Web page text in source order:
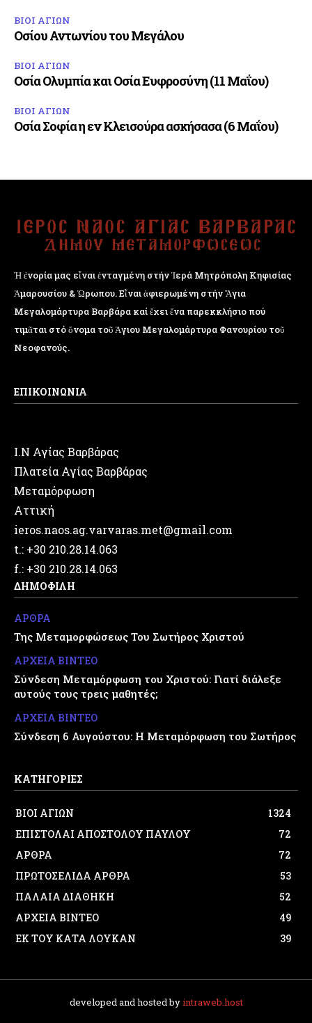
ΒΙΟΙ ΑΓΙΩΝ
Οσίου Αντωνίου του Μεγάλου
ΒΙΟΙ ΑΓΙΩΝ
Οσία Ολυμπία και Οσία Ευφροσύνη (11 Μαΐου)
ΒΙΟΙ ΑΓΙΩΝ
Οσία Σοφία η εν Κλεισούρα ασκήσασα (6 Μαΐου)
Ἡ ἐνορία μας εἶναι ἐνταγμένη στήν Ἱερά Μητρόπολη Κηφισίας
Ἁμαρουσίου & Ὠρωπου. Εἶναι ἀφιερωμένη στήν Ἅγια
Μεγαλομάρτυρα Βαρβάρα καί ἔχει ἕνα παρεκκλήσιο πού
τιμᾶται στό ὄνομα τοῦ Ἁγιου Μεγαλομάρτυρα Φανουρίου τοῦ
Νεοφανούς.
ΕΠΙΚΟΙΝΩΝΙΑ
Ι.Ν Αγίας Βαρβάρας
Πλατεία Αγίας Βαρβάρας
Μεταμόρφωση
Αττική
ieros.naos.ag.varvaras.met@gmail.com
t.: +30 210.28.14.063
f.: +30 210.28.14.063
ΔΗΜΟΦΙΛΗ
ΑΡΘΡΑ
Της Μεταμορφώσεως Του Σωτήρος Χριστού
ΑΡΧΕΙΑ ΒΙΝΤΕΟ
Σύνδεση Μεταμόρφωση του Χριστού: Γιατί διάλεξε
αυτούς τους τρεις μαθητές;
ΑΡΧΕΙΑ ΒΙΝΤΕΟ
Σύνδεση 6 Αυγούστου: Η Μεταμόρφωση του Σωτήρος
ΚΑΤΗΓΟΡΙΕΣ
ΒΙΟΙ ΑΓΙΩΝ
1324
ΕΠΙΣΤΟΛΑΙ ΑΠΟΣΤΟΛΟΥ ΠΑΥΛΟΥ
72
ΑΡΘΡΑ
72
ΠΡΩΤΟΣΕΛΙΔΑ ΑΡΘΡΑ
53
ΠΑΛΑΙΑ ΔΙΑΘΗΚΗ
52
ΑΡΧΕΙΑ ΒΙΝΤΕΟ
49
ΕΚ ΤΟΥ ΚΑΤΑ ΛΟΥΚΑΝ
39
developed and hosted byintraweb.host